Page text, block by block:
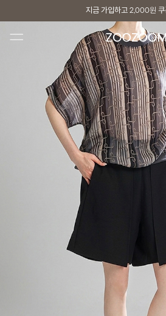
지금 가입하고 2,000원 쿠
지금 가입하고 2,000원쿠